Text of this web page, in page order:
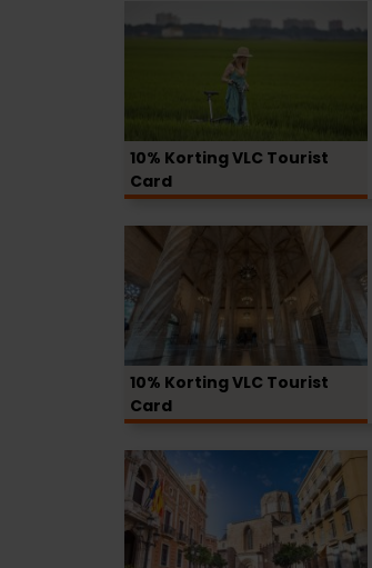
inclusief
boottochtje
10% Korting VLC Tourist
Card
de
Valencia
op
de
fiets
proeverij
horchata
en
fartons
10% Korting VLC Tourist
Card
City
door
Valencia:
cultuur,
handel
en
bezoek
aan
het
binnenland
van
de
De
essentie
van
Valencia